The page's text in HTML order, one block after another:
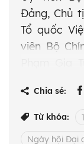
Đảng, Chủ
Tổ quốc
viên Bộ
Phạm Gia
lãnh đạo
ương và
Chia sẻ:
Từ khóa:
Ngày hội Đại